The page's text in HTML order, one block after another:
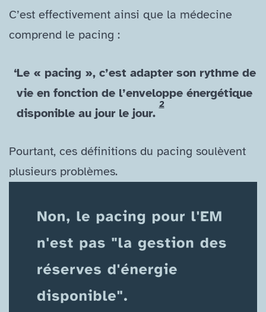
C’est effectivement ainsi que la médecine
comprend le pacing :
Le « pacing », c’est adapter son rythme de
vie en fonction de l’enveloppe énergétique
disponible au jour le jour.
2
Pourtant, ces définitions du pacing soulèvent
plusieurs problèmes.